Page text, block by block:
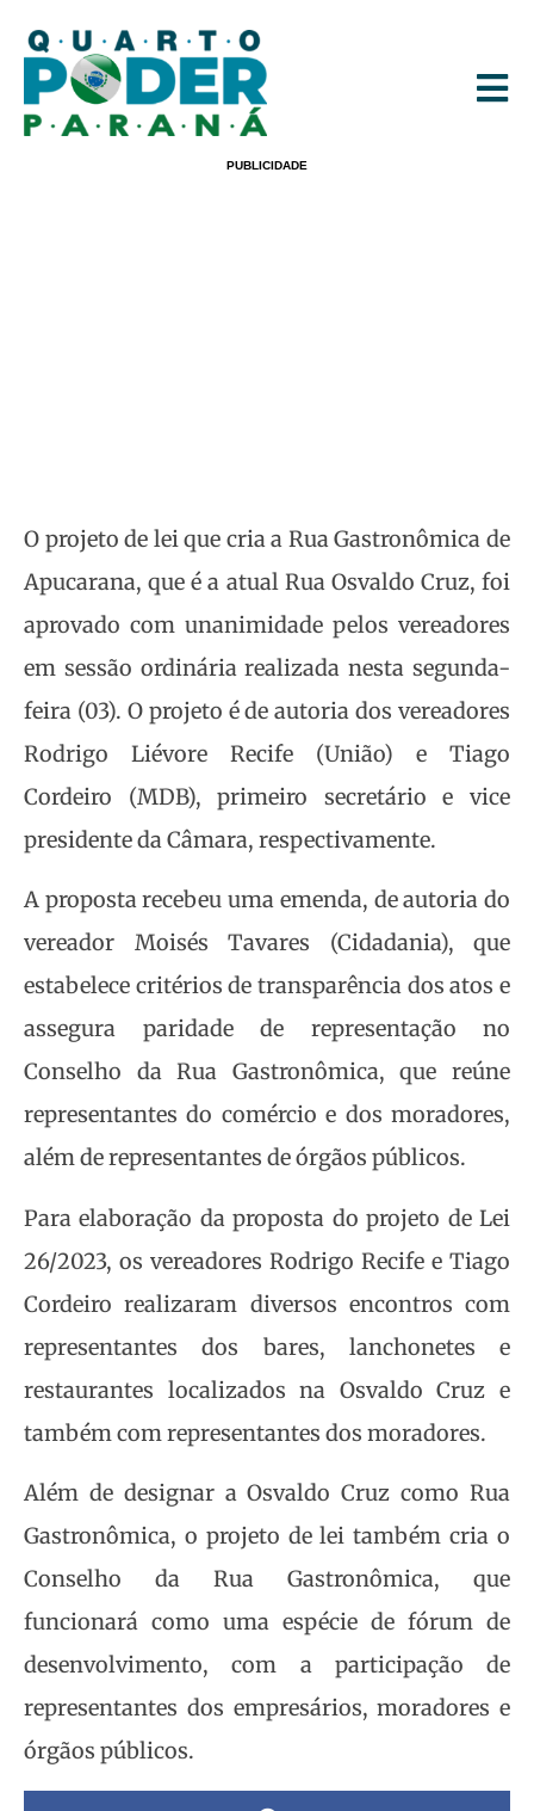
PUBLICIDADE
O projeto de lei que cria a Rua Gastronômica de
Apucarana, que é a atual Rua Osvaldo Cruz, foi
aprovado com unanimidade pelos vereadores
em sessão ordinária realizada nesta segunda-
feira (03). O projeto é de autoria dos vereadores
Rodrigo Liévore Recife (União) e Tiago
Cordeiro (MDB), primeiro secretário e vice
presidente da Câmara, respectivamente.
A proposta recebeu uma emenda, de autoria do
vereador Moisés Tavares (Cidadania), que
estabelece critérios de transparência dos atos e
assegura paridade de representação no
Conselho da Rua Gastronômica, que reúne
representantes do comércio e dos moradores,
além de representantes de órgãos públicos.
Para elaboração da proposta do projeto de Lei
26/2023, os vereadores Rodrigo Recife e Tiago
Cordeiro realizaram diversos encontros com
representantes dos bares, lanchonetes e
restaurantes localizados na Osvaldo Cruz e
também com representantes dos moradores.
Além de designar a Osvaldo Cruz como Rua
Gastronômica, o projeto de lei também cria o
Conselho da Rua Gastronômica, que
funcionará como uma espécie de fórum de
desenvolvimento, com a participação de
representantes dos empresários, moradores e
órgãos públicos.